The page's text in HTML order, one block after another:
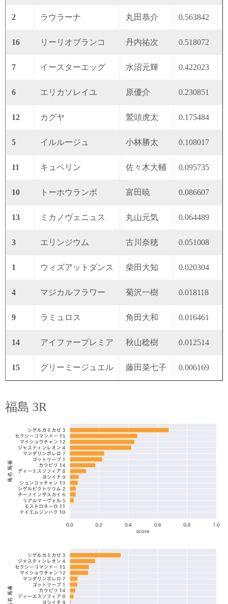
2 ラウラーナ 丸田恭介 0.563842
16 リーリオブランコ 丹内祐次 0.518072
7 イースターエッグ 水沼元輝 0.422023
6 エリカソレイユ 原優介 0.230851
12 カグヤ 鷲頭虎太 0.175484
5 イルルージュ 小林勝太 0.108017
11 キュベリン 佐々木大輔 0.095735
10 トーホウランボ 富田暁 0.086607
13 ミカノヴェニュス 丸山元気 0.064489
3 エリンジウム 古川奈穂 0.051008
1 ウィズアットダンス 柴田大知 0.020304
4 マジカルフラワー 菊沢一樹 0.018118
9 ラミュロス 角田大和 0.016461
14 アイファープレミア 秋山稔樹 0.012514
15 グリーミージュエル 藤田菜七子 0.006169
福島 3R